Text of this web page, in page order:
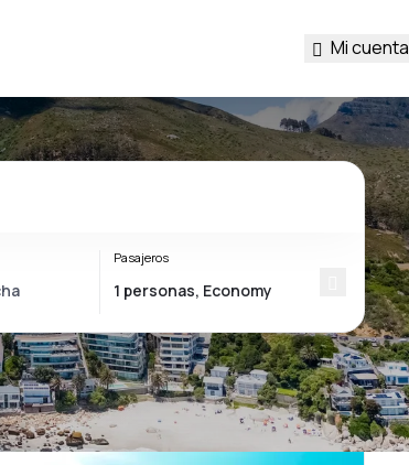
Mi cuenta
Pasajeros